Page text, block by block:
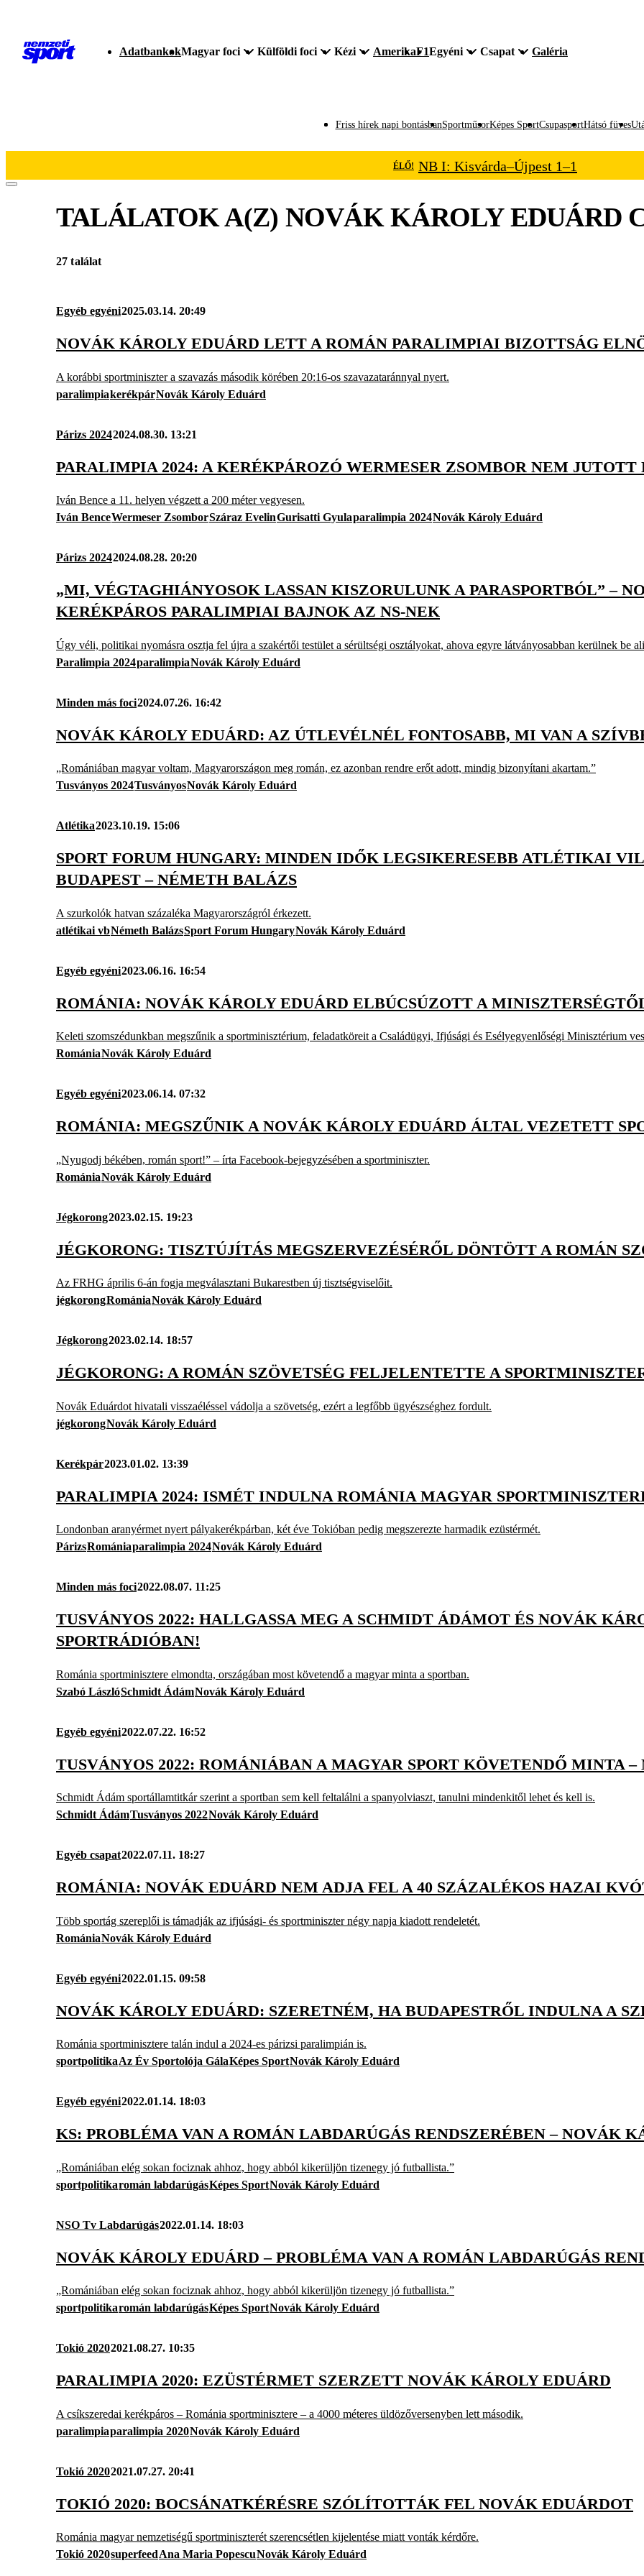
AdatbankokMagyar foci Külföldi foci Kézi AmerikaF1Egyéni Csapat Galéria
Friss hírek napi bontásbanSportműsorKépes SportCsupasportHátsó füves
ÉLŐ! NB I: Kisvárda–Újpest 1–1
TALÁLATOK A(Z) NOVÁK KÁROLY EDUÁRD
27 találat
Egyéb egyéni2025.03.14. 20:49
NOVÁK KÁROLY EDUÁRD LETT A ROMÁN PARALIMPIAI BIZOTTSÁG
A korábbi sportminiszter a szavazás második körében 20:16-os szavazataránnyal nyert.
paralimpiakerékpárNovák Károly Eduárd
Párizs 20242024.08.30. 13:21
PARALIMPIA 2024: A KERÉKPÁROZÓ WERMESER ZSOMBOR NEM JUTOTT
Iván Bence a 11. helyen végzett a 200 méter vegyesen.
Iván BenceWermeser ZsomborSzáraz EvelinGurisatti Gyulaparalimpia 2024Novák Károly Eduárd
Párizs 20242024.08.28. 20:20
„MI, VÉGTAGHIÁNYOSOK LASSAN KISZORULUNK A PARASPORTBÓL” –
KERÉKPÁROS PARALIMPIAI BAJNOK AZ NS-NEK
Úgy véli, politikai nyomásra osztja fel újra a szakértői testület a sérültségi osztályokat, ahova egyre látványosabban kerülnek be
Paralimpia 2024paralimpiaNovák Károly Eduárd
Minden más foci2024.07.26. 16:42
NOVÁK KÁROLY EDUÁRD: AZ ÚTLEVÉLNÉL FONTOSABB, MI VAN A
„Romániában magyar voltam, Magyarországon meg román, ez azonban rendre erőt adott, mindig bizonyítani akartam.”
Tusványos 2024TusványosNovák Károly Eduárd
Atlétika2023.10.19. 15:06
SPORT FORUM HUNGARY: MINDEN IDŐK LEGSIKERESEBB ATLÉTIKAI
BUDAPEST – NÉMETH BALÁZS
A szurkolók hatvan százaléka Magyarországról érkezett.
atlétikai vbNémeth BalázsSport Forum HungaryNovák Károly Eduárd
Egyéb egyéni2023.06.16. 16:54
ROMÁNIA: NOVÁK KÁROLY EDUÁRD ELBÚCSÚZOTT A
Keleti szomszédunkban megszűnik a sportminisztérium, feladatköreit a Családügyi, Ifjúsági és Esélyegyenlőségi Minisztérium
RomániaNovák Károly Eduárd
Egyéb egyéni2023.06.14. 07:32
ROMÁNIA: MEGSZŰNIK A NOVÁK KÁROLY EDUÁRD ÁLTAL VEZETETT
„Nyugodj békében, román sport!” – írta Facebook-bejegyzésében a sportminiszter.
RomániaNovák Károly Eduárd
Jégkorong2023.02.15. 19:23
JÉGKORONG: TISZTÚJÍTÁS MEGSZERVEZÉSÉRŐL DÖNTÖTT A ROMÁN
Az FRHG április 6-án fogja megválasztani Bukarestben új tisztségviselőit.
jégkorongRomániaNovák Károly Eduárd
Jégkorong2023.02.14. 18:57
JÉGKORONG: A ROMÁN SZÖVETSÉG FELJELENTETTE A
Novák Eduárdot hivatali visszaéléssel vádolja a szövetség, ezért a legfőbb ügyészséghez fordult.
jégkorongNovák Károly Eduárd
Kerékpár2023.01.02. 13:39
PARALIMPIA 2024: ISMÉT INDULNA ROMÁNIA MAGYAR
Londonban aranyérmet nyert pályakerékpárban, két éve Tokióban pedig megszerezte harmadik ezüstérmét.
PárizsRomániaparalimpia 2024Novák Károly Eduárd
Minden más foci2022.08.07. 11:25
TUSVÁNYOS 2022: HALLGASSA MEG A SCHMIDT ÁDÁMOT ÉS NOVÁK
SPORTRÁDIÓBAN!
Románia sportminisztere elmondta, országában most követendő a magyar minta a sportban.
Szabó LászlóSchmidt ÁdámNovák Károly Eduárd
Egyéb egyéni2022.07.22. 16:52
TUSVÁNYOS 2022: ROMÁNIÁBAN A MAGYAR SPORT KÖVETENDŐ MINTA
Schmidt Ádám sportállamtitkár szerint a sportban sem kell feltalálni a spanyolviaszt, tanulni mindenkitől lehet és kell is.
Schmidt ÁdámTusványos 2022Novák Károly Eduárd
Egyéb csapat2022.07.11. 18:27
ROMÁNIA: NOVÁK EDUÁRD NEM ADJA FEL A 40 SZÁZALÉKOS HAZAI
Több sportág szereplői is támadják az ifjúsági- és sportminiszter négy napja kiadott rendeletét.
RomániaNovák Károly Eduárd
Egyéb egyéni2022.01.15. 09:58
NOVÁK KÁROLY EDUÁRD: SZERETNÉM, HA BUDAPESTRŐL INDULNA A
Románia sportminisztere talán indul a 2024-es párizsi paralimpián is.
sportpolitikaAz Év Sportolója GálaKépes SportNovák Károly Eduárd
Egyéb egyéni2022.01.14. 18:03
KS: PROBLÉMA VAN A ROMÁN LABDARÚGÁS RENDSZERÉBEN – NOVÁK
„Romániában elég sokan fociznak ahhoz, hogy abból kikerüljön tizenegy jó futballista.”
sportpolitikaromán labdarúgásKépes SportNovák Károly Eduárd
NSO Tv Labdarúgás2022.01.14. 18:03
NOVÁK KÁROLY EDUÁRD – PROBLÉMA VAN A ROMÁN LABDARÚGÁS
„Romániában elég sokan fociznak ahhoz, hogy abból kikerüljön tizenegy jó futballista.”
sportpolitikaromán labdarúgásKépes SportNovák Károly Eduárd
Tokió 20202021.08.27. 10:35
PARALIMPIA 2020: EZÜSTÉRMET SZERZETT NOVÁK KÁROLY EDUÁRD
A csíkszeredai kerékpáros – Románia sportminisztere – a 4000 méteres üldözőversenyben lett második.
paralimpiaparalimpia 2020Novák Károly Eduárd
Tokió 20202021.07.27. 20:41
TOKIÓ 2020: BOCSÁNATKÉRÉSRE SZÓLÍTOTTÁK FEL NOVÁK EDUÁRDOT
Románia magyar nemzetiségű sportminiszterét szerencsétlen kijelentése miatt vonták kérdőre.
Tokió 2020superfeedAna Maria PopescuNovák Károly Eduárd